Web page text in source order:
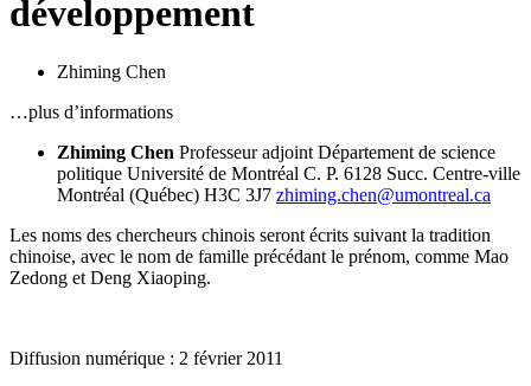
développement
Zhiming Chen
…plus d’informations
Zhiming Chen Professeur adjoint Département de science
politique Université de Montréal C. P. 6128 Succ. Centre-ville
Montréal (Québec) H3C 3J7 zhiming.chen@umontreal.ca
Les noms des chercheurs chinois seront écrits suivant la tradition
chinoise, avec le nom de famille précédant le prénom, comme Mao
Zedong et Deng Xiaoping.
Diffusion numérique : 2 février 2011